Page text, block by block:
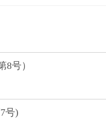
号）
号)